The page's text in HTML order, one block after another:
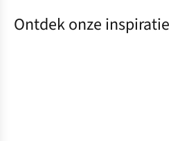
Ontdek onze inspiratie